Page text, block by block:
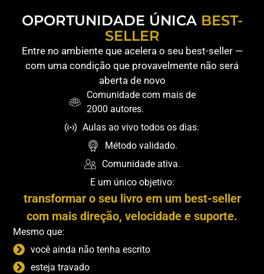
OPORTUNIDADE ÚNICABEST-
SELLER
Entre no ambiente que acelera o seu best-seller —
com uma condição que provavelmente não será
aberta de novo
Comunidade com mais de
2000 autores.
Aulas ao vivo todos os dias.
Método validado.
Comunidade ativa.
E um único objetivo:
transformar o seu livro em um best-seller
com mais direção, velocidade e suporte.
Mesmo que:
você ainda não tenha escrito
esteja travado